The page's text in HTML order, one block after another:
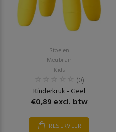
Stoelen
Meubilair
Kids
(0)
Kinderkruk - Geel
€0,89 excl. btw
RESERVEER